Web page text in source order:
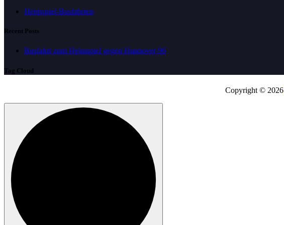
Heimspiel-Busfahrten
Recent Posts
Busfahrt zum Heimspiel gegen Hannover 96
Tag Cloud
Copyright © 2026